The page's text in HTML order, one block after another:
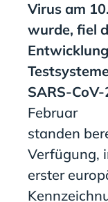
Virus am
wurde, fiel
SARS-
Februar
standen
Verfügung,
erster